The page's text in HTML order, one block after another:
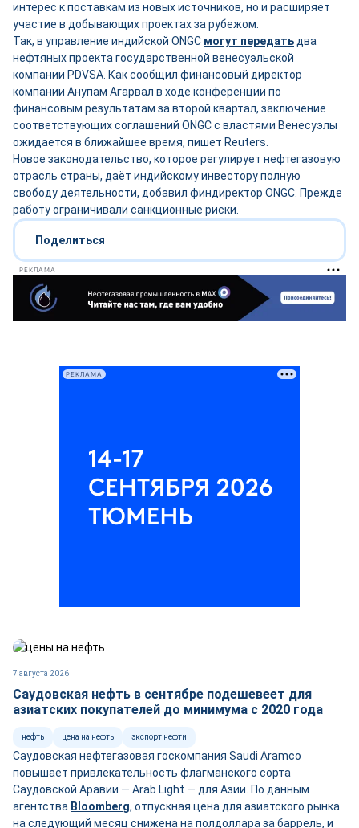
интерес к поставкам из новых источников, но и расширяет
участие в добывающих проектах за рубежом.
Так, в управление индийской ONGC могут передать два
нефтяных проекта государственной венесуэльской
компании PDVSA. Как сообщил финансовый директор
компании Анупам Агарвал в ходе конференции по
финансовым результатам за второй квартал, заключение
соответствующих соглашений ONGC с властями Венесуэлы
ожидается в ближайшее время, пишет Reuters.
Новое законодательство, которое регулирует нефтегазовую
отрасль страны, даёт индийскому инвестору полную
свободу деятельности, добавил финдиректор ONGC. Прежде
работу ограничивали санкционные риски.
Поделиться
РЕКЛАМА
7 августа 2026
Саудовская нефть в сентябре подешевеет для
азиатских покупателей до минимума с 2020 года
нефть цена на нефть экспорт нефти
Саудовская нефтегазовая госкомпания Saudi Aramco
повышает привлекательность флагманского сорта
Саудовской Аравии — Arab Light — для Азии. По данным
агентства Bloomberg, отпускная цена для азиатского рынка
на следующий месяц снижена на полдоллара за баррель, и
РЕКЛАМА